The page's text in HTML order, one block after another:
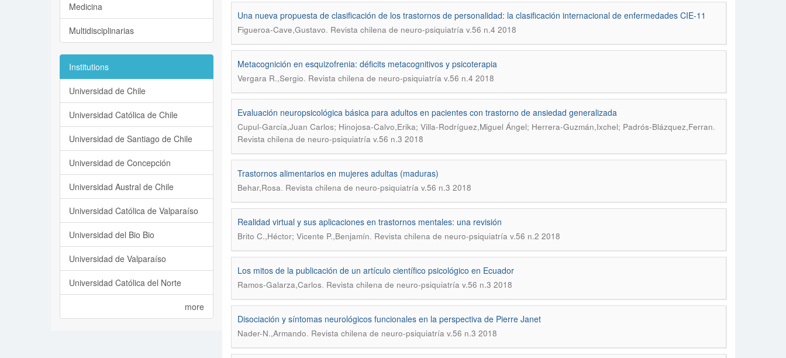
Una nueva propuesta de clasificación de los trastornos de personalidad: la clasificación internacional de enfermedades CIE-11
Figueroa-Cave,Gustavo. Revista chilena de neuro-psiquiatría v.56 n.4 2018
Metacognición en esquizofrenia: déficits metacognitivos y psicoterapia
Vergara R.,Sergio. Revista chilena de neuro-psiquiatría v.56 n.4 2018
Evaluación neuropsicológica básica para adultos en pacientes con trastorno de ansiedad generalizada
Cupul-García,Juan Carlos; Hinojosa-Calvo,Erika; Villa-Rodríguez,Miguel Ángel; Herrera-Guzmán,Ixchel; Padrós-Blázquez,Ferran.
Revista chilena de neuro-psiquiatría v.56 n.3 2018
Trastornos alimentarios en mujeres adultas (maduras)
Behar,Rosa. Revista chilena de neuro-psiquiatría v.56 n.3 2018
Realidad virtual y sus aplicaciones en trastornos mentales: una revisión
Brito C.,Héctor; Vicente P.,Benjamín. Revista chilena de neuro-psiquiatría v.56 n.2 2018
Los mitos de la publicación de un artículo científico psicológico en Ecuador
Ramos-Galarza,Carlos. Revista chilena de neuro-psiquiatría v.56 n.3 2018
Disociación y síntomas neurológicos funcionales en la perspectiva de Pierre Janet
Nader-N.,Armando. Revista chilena de neuro-psiquiatría v.56 n.3 2018
Medicina
Multidisciplinarias
Institutions
Universidad de Chile
Universidad Católica de Chile
Universidad de Santiago de Chile
Universidad de Concepción
Universidad Austral de Chile
Universidad Católica de Valparaíso
Universidad del Bio Bio
Universidad de Valparaíso
Universidad Católica del Norte
more